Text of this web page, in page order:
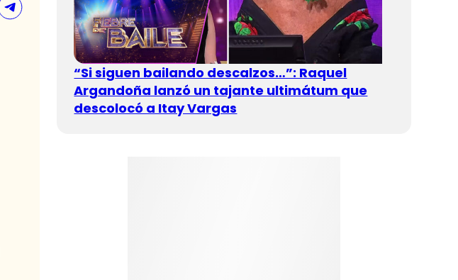
“Si siguen bailando descalzos…”: Raquel
Argandoña lanzó un tajante ultimátum que
descolocó a Itay Vargas